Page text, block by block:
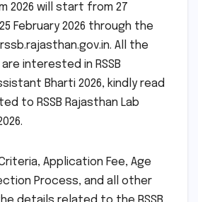
2026 will start from 27
February 2026 through the
All the
interested in RSSB
Bharti 2026, kindly read
to RSSB Rajasthan Lab
Application Fee, Age
Process, and all other